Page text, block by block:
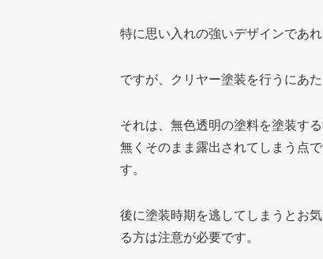
特に思い入れの強いデザインであ
ですが、クリヤー塗装を行うにあ
それは、無色透明の塗料を塗装す
無くそのまま露出されてしまう点
す。
後に塗装時期を逃してしまうとお
る方は注意が必要です。